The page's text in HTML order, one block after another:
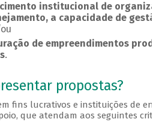
institucional de
a capacidade de gestão
de empreendimentos
.
propostas?
fins lucrativos e instituições de
que atendam aos seguintes